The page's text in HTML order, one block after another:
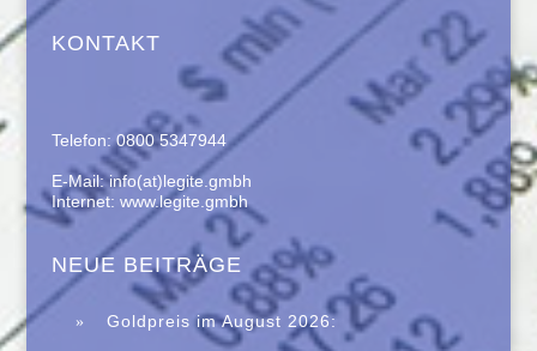
KONTAKT
Telefon: 0800 5347944
E-Mail: info(at)legite.gmbh
Internet: www.legite.gmbh
NEUE BEITRÄGE
Goldpreis im August 2026: